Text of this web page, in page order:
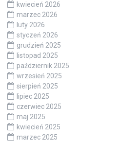
kwiecień 2026
marzec 2026
luty 2026
styczeń 2026
grudzień 2025
listopad 2025
październik 2025
wrzesień 2025
sierpień 2025
lipiec 2025
czerwiec 2025
maj 2025
kwiecień 2025
marzec 2025